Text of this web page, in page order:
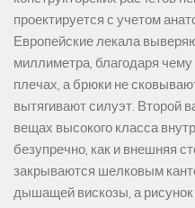
проектируется с учетом
Европейские лекала
миллиметра, благодаря
плечах, а брюки не
вытягивают силуэт. Второй
вещах высокого класса
безупречно, как и внешняя
закрываются шелковым
дышащей вискозы, а рисунок